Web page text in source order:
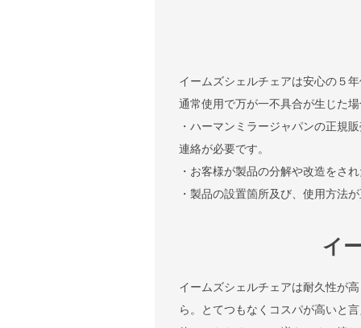
イームズシェルチェアは安心の５
通常使用で万が一不具合が生じた
・ハーマンミラージャパンの正規
連絡が必要です。
・お客様が製品の分解や改造をさ
・製品の設置箇所及び、使用方法
イ
イームズシェルチェアは耐久性が
ら。とてつもなくコスパが高いと